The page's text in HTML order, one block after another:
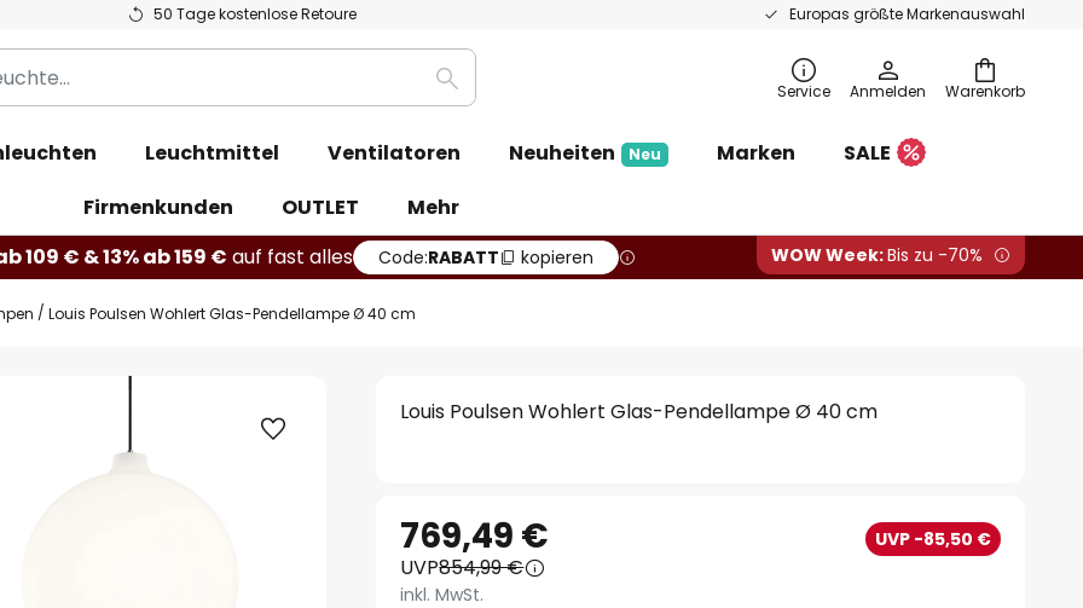
50 Tage kostenlose Retoure Europas größte Markenauswahl
Warenkorb
Suche Service Anmelden
Leuchtmittel Ventilatoren Neuheiten Neu Marken
SALE
Firmenkunden
OUTLET
Mehr
109 € & 13% ab 159 € auf fast alles Code:RABATT kopieren WOW Week:Bis zu -70%
Louis Poulsen Wohlert Glas-Pendellampe Ø 40 cm
Louis Poulsen Wohlert Glas-Pendellampe Ø 40 cm
769,49 € UVP -85,50 €
UVP854,99 €
inkl. MwSt.